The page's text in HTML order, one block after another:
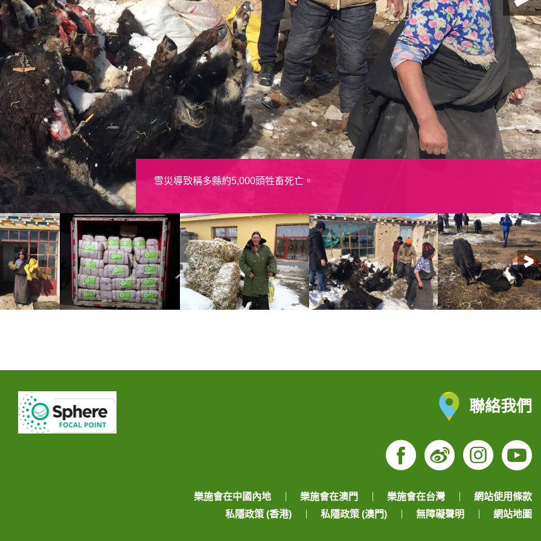
雪災導致稱多縣約5,000頭牲畜死亡。
去。
頭牛，嚴重影響她的生計。
樂施會緊急調運鄰省備災倉庫物資支援災區，為當地災民派發禦寒物資。
牧民領到棉被及棉大衣時，十分高興。
聯絡我們
Facebook
Weibo
樂施會在中國內地 樂施會在澳門 樂施會在台灣
網站使用條款
私隱政策 (香港)
私隱政策 (澳門) 無障礙聲明 網站地圖